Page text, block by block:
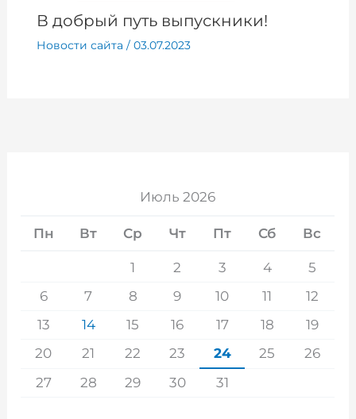
В добрый путь выпускники!
Новости сайта / 03.07.2023
Июль 2026
Пн Вт Ср Чт Пт Сб Вс
1 2 3 4
5
6
7 8 9 10 11
12
13
14 15 16 17 18
19
20
21 22 23 24 25
26
27
28 29 30 31